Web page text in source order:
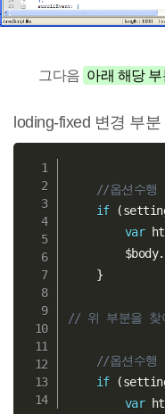
그다음 아래 해당 부
loding-fixed 변경 부분
//옵션수행
if
(
var
		$body
.
}
// 위 부분을 찾
//옵션수행
if
(
var